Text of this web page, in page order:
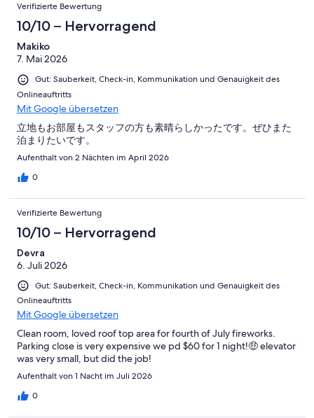
Verifizierte Bewertung
10/10 – Hervorragend
Makiko
7. Mai 2026
Gut: Sauberkeit, Check-in, Kommunikation und Genauigkeit des
Onlineauftritts
Mit Google übersetzen
立地もお部屋もスタッフの方も素晴らしかったです。ぜひまた
泊まりたいです。
Aufenthalt von 2 Nächten im April 2026
0
Verifizierte Bewertung
10/10 – Hervorragend
Devra
6. Juli 2026
Gut: Sauberkeit, Check-in, Kommunikation und Genauigkeit des
Onlineauftritts
Mit Google übersetzen
Clean room, loved roof top area for fourth of July fireworks.
Parking close is very expensive we pd $60 for 1 night!🤑 elevator
was very small, but did the job!
Aufenthalt von 1 Nacht im Juli 2026
0